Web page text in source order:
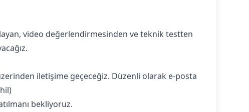
video değerlendirmesinden ve teknik testten
iletişime geçeceğiz. Düzenli olarak e-posta
bekliyoruz.‍